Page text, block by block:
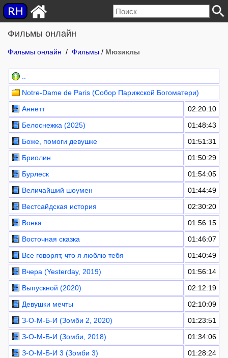
Фильмы онлайн
Фильмы онлайн / Фильмы / Мюзиклы
Notre-Dame de Paris (Собор Парижской Богоматери)
Аннетт
02:20:10
Белоснежка (2025)
01:48:43
Боже, помоги девушке
01:51:31
Бриолин
01:50:29
Бурлеск
01:54:05
Величайший шоумен
01:44:49
Вестсайдская история
02:30:20
Вонка
01:56:15
Восточная сказка
01:46:07
Все говорят, что я люблю тебя
01:40:49
Вчера (Yesterday, 2019)
01:56:14
Выпускной (2020)
02:12:19
Девушки мечты
02:10:09
З-О-М-Б-И (Зомби 2, 2020)
01:23:51
З-О-М-Б-И (Зомби, 2018)
01:34:06
З-О-М-Б-И 3 (Зомби 3)
01:28:24